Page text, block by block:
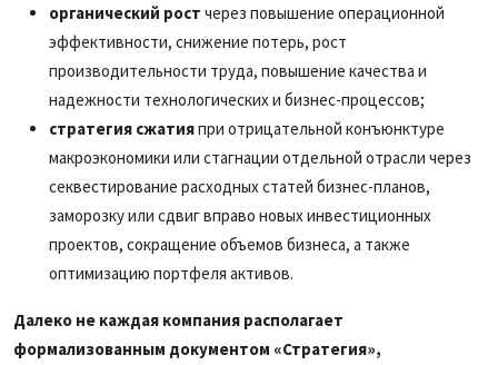
органический рост через повышение операционной
эффективности, снижение потерь, рост
производительности труда, повышение качества и
надежности технологических и бизнес-процессов;
стратегия сжатияпри отрицательной конъюнктуре
макроэкономики или стагнации отдельной отрасли через
секвестирование расходных статей бизнес-планов,
заморозку или сдвиг вправо новых инвестиционных
проектов, сокращение объемов бизнеса, а также
оптимизацию портфеля активов.
Далеко не каждая компания располагает
формализованным документом «Стратегия»,